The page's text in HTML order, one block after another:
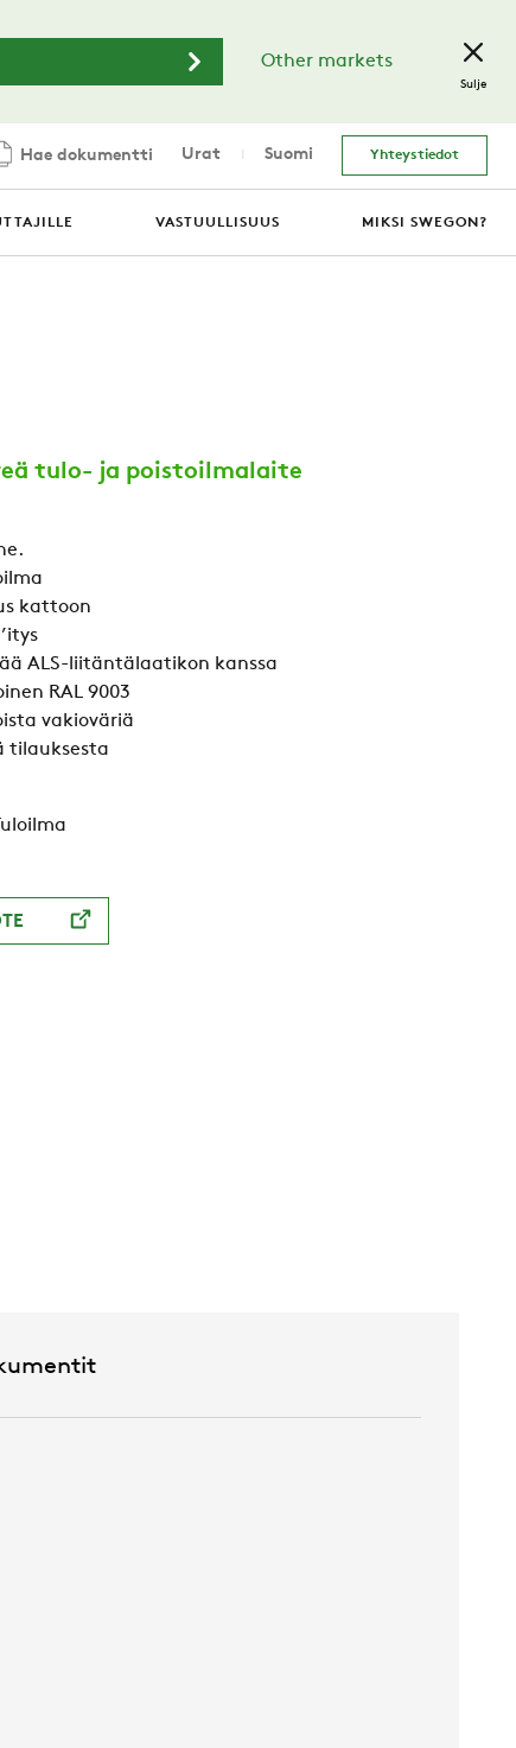
Other markets
Sulje
Hae dokumentti Urat Suomi Yhteystiedot
VASTUULLISUUS MIKSI SWEGON?
tulo- ja poistoilmalaite
kattoon
ALS-liitäntälaatikon kanssa
RAL 9003
vakioväriä
tilauksesta